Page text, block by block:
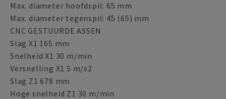
Max. diameter hoofdspil: 65 mm
Max. diameter tegenspil: 45 (65) mm
CNC GESTUURDE ASSEN
Slag X1 165 mm
Snelheid X1 30 m/min
Versnelling X1 5 m/s2
Slag Z1 678 mm
Hoge snelheid Z1 30 m/min